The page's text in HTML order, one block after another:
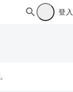
登入
。